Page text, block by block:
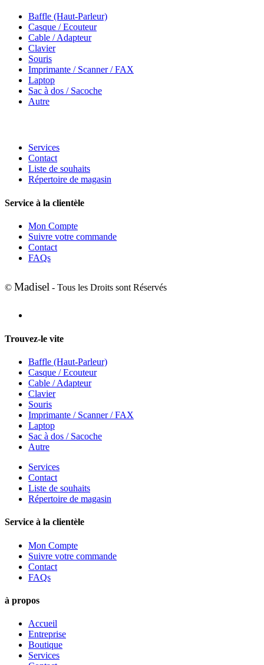
Baffle (Haut-Parleur)
Casque / Ecouteur
Cable / Adapteur
Clavier
Souris
Imprimante / Scanner / FAX
Laptop
Sac à dos / Sacoche
Autre
Services
Contact
Liste de souhaits
Répertoire de magasin
Service à la clientèle
Mon Compte
Suivre votre commande
Contact
FAQs
© Madisel - Tous les Droits sont Réservés
Trouvez-le vite
Baffle (Haut-Parleur)
Casque / Ecouteur
Cable / Adapteur
Clavier
Souris
Imprimante / Scanner / FAX
Laptop
Sac à dos / Sacoche
Autre
Services
Contact
Liste de souhaits
Répertoire de magasin
Service à la clientèle
Mon Compte
Suivre votre commande
Contact
FAQs
à propos
Accueil
Entreprise
Boutique
Services